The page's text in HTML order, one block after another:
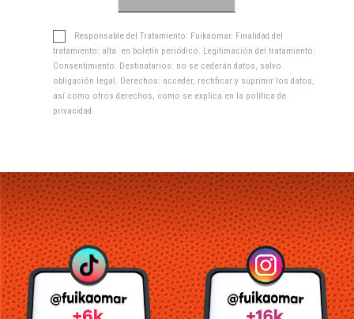
Responsable del Tratamiento: Fuikaomar. Finalidad del
tratamiento: alta en boletín periódico. Legitimación del tratamiento:
Consentimiento. Destinatarios: no se cederán datos, salvo
obligación legal. Derechos: acceder, rectificar y suprimir los datos,
así como otros derechos, como se explica en la política de
privacidad.